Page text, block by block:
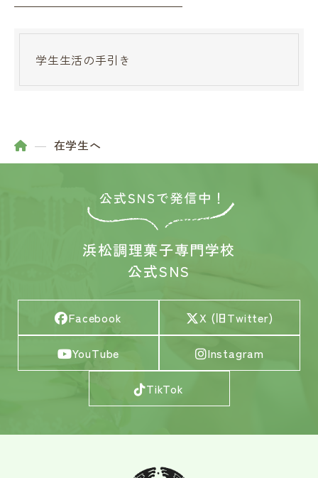
学生生活の手引き
在学生へ
浜松調理菓子専門学校
公式SNS
Facebook X (旧Twitter)
YouTube Instagram
TikTok